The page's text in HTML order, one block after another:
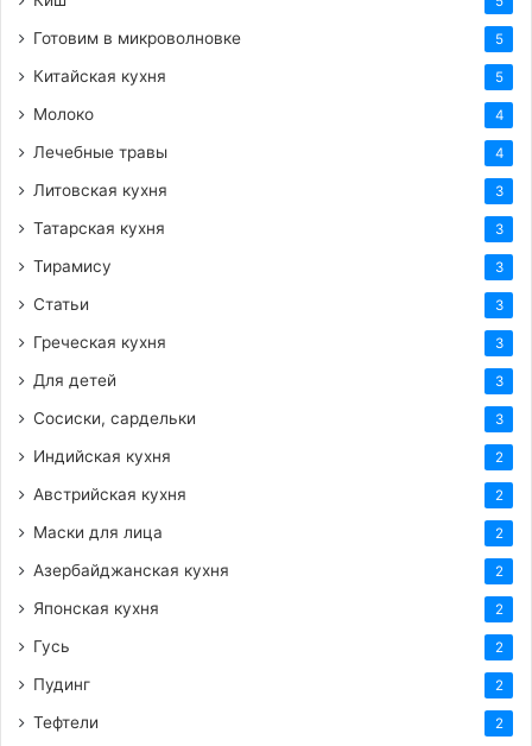
Теги вкусный рецепт второе
плов
рис шавля
Готовим в микроволновке 5
Китайская кухня 5
Молоко 4
Лечебные травы 4
Литовская кухня 3
Татарская кухня 3
Тирамису 3
Статьи 3
Греческая кухня 3
Для детей 3
Сосиски, сардельки 3
Индийская кухня 2
Австрийская кухня 2
Маски для лица 2
Азербайджанская кухня 2
Японская кухня 2
Гусь 2
Пудинг 2
Тефтели 2